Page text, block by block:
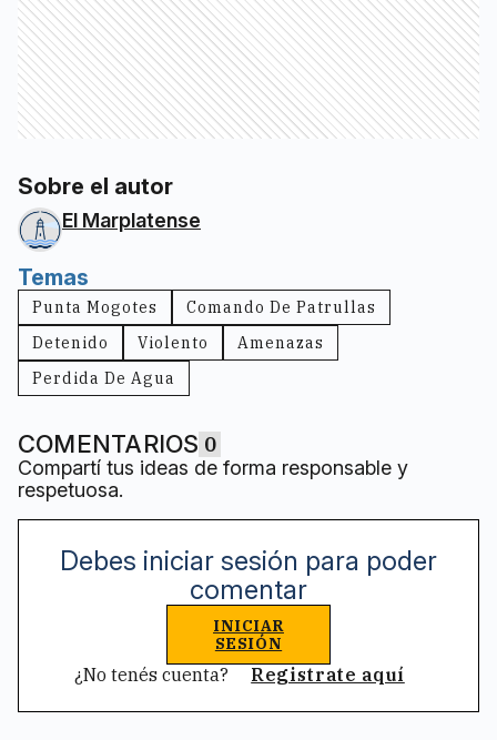
Sobre el autor
El Marplatense
Temas
Punta Mogotes
Comando De Patrullas
Detenido
Violento
Amenazas
Perdida De Agua
COMENTARIOS 0
Compartí tus ideas de forma responsable y
respetuosa.
Debes iniciar sesión para poder
comentar
INICIAR
SESIÓN
¿No tenés cuenta? Registrate aquí